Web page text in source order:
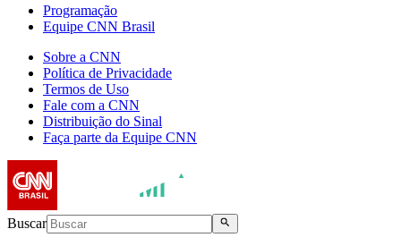
Programação
Equipe CNN Brasil
Sobre a CNN
Política de Privacidade
Termos de Uso
Fale com a CNN
Distribuição do Sinal
Faça parte da Equipe CNN
Buscar